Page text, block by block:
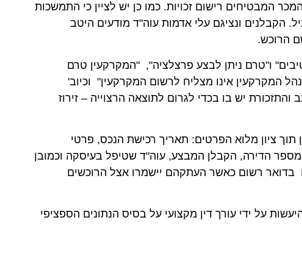
המבטיחים רישום זכויות. כמו כן יש לציין כי התמשכות
הקבלנים ונציגם עלי אדמות עוה"ד מודעים היטב
הרוכש.
ו"טרם ניתן לבצע פרצלציה", "המקרקעין טרם
המקרקעין אינו מצליח לרשום המקרקעין" וכיוב'
יש בו בכדי לגרום לתוצאה הרצוייה – זירוז
תוך ציון מלוא הפרטים: תאריך רכישת הנכס, פרטי
הדירה, הקבלן המבצע, עוה"ד שטיפל בעיסקה וכמובן
רשום כאשר העתקהם יישמרו אצל הרוכשים
על ידי עורך דין מקצועי על בסיס הנתונים הספציפי